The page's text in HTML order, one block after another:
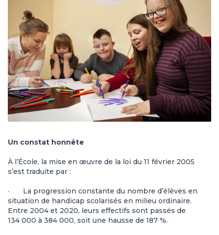
Un constat honnête
À l’École, la mise en œuvre de la loi du 11 février 2005
s’est traduite par :
· La progression constante du nombre d’élèves en
situation de handicap scolarisés en milieu ordinaire.
Entre 2004 et 2020, leurs effectifs sont passés de
134 000 à 384 000, soit une hausse de 187 %.